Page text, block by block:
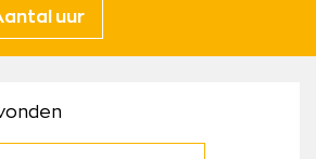
uur